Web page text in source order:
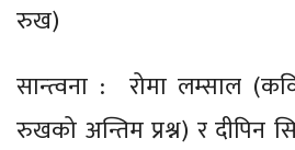
रुख)
सान्त्वना : रोमा लम्साल
रुखको अन्तिम प्रश्न) र दीपिन